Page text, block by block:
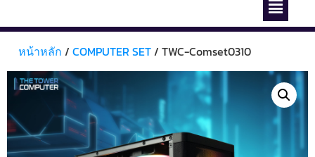
หน้าหลัก / COMPUTER SET/ TWC-Comset0310